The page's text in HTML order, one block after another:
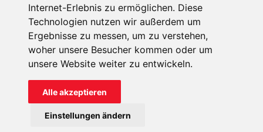
Internet-Erlebnis zu ermöglichen. Diese
Technologien nutzen wir außerdem um
Ergebnisse zu messen, um zu verstehen,
woher unsere Besucher kommen oder um
unsere Website weiter zu entwickeln.
Alle akzeptieren
Einstellungen ändern
KIN weltweit
Impressum Datenschutz